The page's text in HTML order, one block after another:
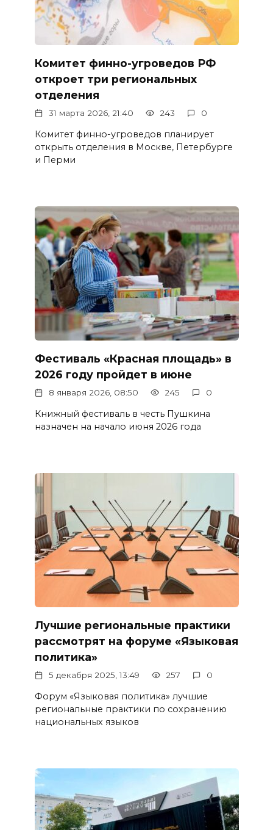
Комитет финно-угроведов РФ
откроет три региональных
отделения
31 марта 2026, 21:40 243 0
Комитет финно-угроведов планирует
открыть отделения в Москве, Петербурге
и Перми
Фестиваль «Красная площадь» в
2026 году пройдет в июне
8 января 2026, 08:50 245 0
Книжный фестиваль в честь Пушкина
назначен на начало июня 2026 года
Лучшие региональные практики
рассмотрят на форуме «Языковая
политика»
5 декабря 2025, 13:49 257 0
Форум «Языковая политика» лучшие
региональные практики по сохранению
национальных языков